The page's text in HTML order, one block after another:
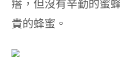
瘩，但沒有辛勤的蜜
貴的蜂蜜。